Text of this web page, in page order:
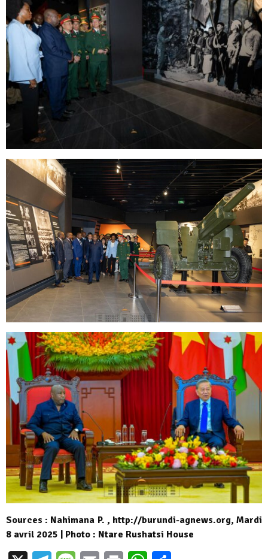
Sources : Nahimana P. , http://burundi-agnews.org, Mardi
8 avril 2025 | Photo : Ntare Rushatsi House